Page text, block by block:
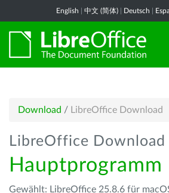
English 中文 (简体) Deutsch
Download / LibreOffice Download
LibreOffice Download
Hauptprogramm
Gewählt: LibreOffice 25.8.6 für